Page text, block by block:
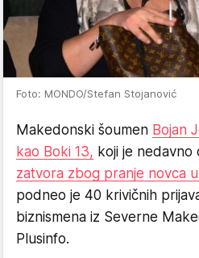
Foto: MONDO/Stefan Stojanović
Makedonski šoumen Bojan
kao Boki 13, koji je nedavno
zatvora zbog pranje novca
podneo je 40 krivičnih
biznismena iz Severne
Plusinfo.